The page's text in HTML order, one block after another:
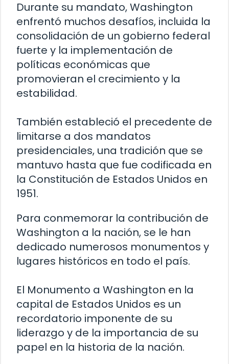
Durante su mandato, Washington
enfrentó muchos desafíos, incluida la
consolidación de un gobierno federal
fuerte y la implementación de
políticas económicas que
promovieran el crecimiento y la
estabilidad.
También estableció el precedente de
limitarse a dos mandatos
presidenciales, una tradición que se
mantuvo hasta que fue codificada en
la Constitución de Estados Unidos en
1951.
Para conmemorar la contribución de
Washington a la nación, se le han
dedicado numerosos monumentos y
lugares históricos en todo el país.
El Monumento a Washington en la
capital de Estados Unidos es un
recordatorio imponente de su
liderazgo y de la importancia de su
papel en la historia de la nación.